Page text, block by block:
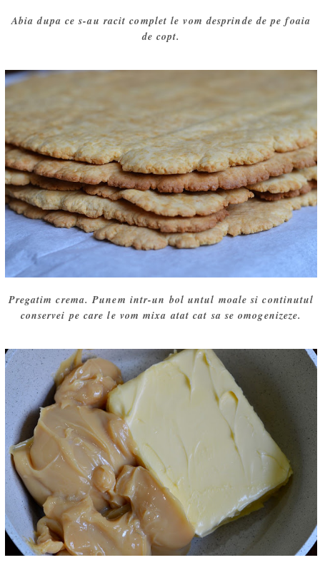
Abia dupa ce s-au racit complet le vom desprinde de pe foaia
de copt.
Pregatim crema. Punem intr-un bol untul moale si continutul
conservei pe care le vom mixa atat cat sa se omogenizeze.